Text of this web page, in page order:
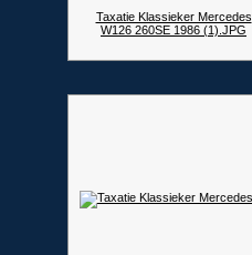
Taxatie Klassieker Mercedes
W126 260SE 1986 (1).JPG